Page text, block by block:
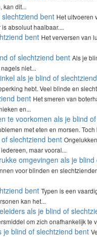
kan dit...
bent Het uitvoeren
absoluut haalbaar....
bent Het verversen van
of slechtziend bent Als je
niet...
als je blind of
hebt. Veel blinde en
bent Het smeren van
en...
te voorkomen als je blind
met eten en morsen.
slechtziend bent
maar vooral...
omgevingen als je
voor blinden en
bent Typen is een
kan het...
als je blind of
om zich onafhankelijk te
blind of slechtziend bent